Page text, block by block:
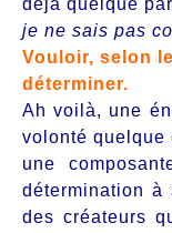
déjà quelque
je ne sais pas
Vouloir, selon
déterminer.
Ah voilà, une
volonté quelque
une
détermination à
des créateurs